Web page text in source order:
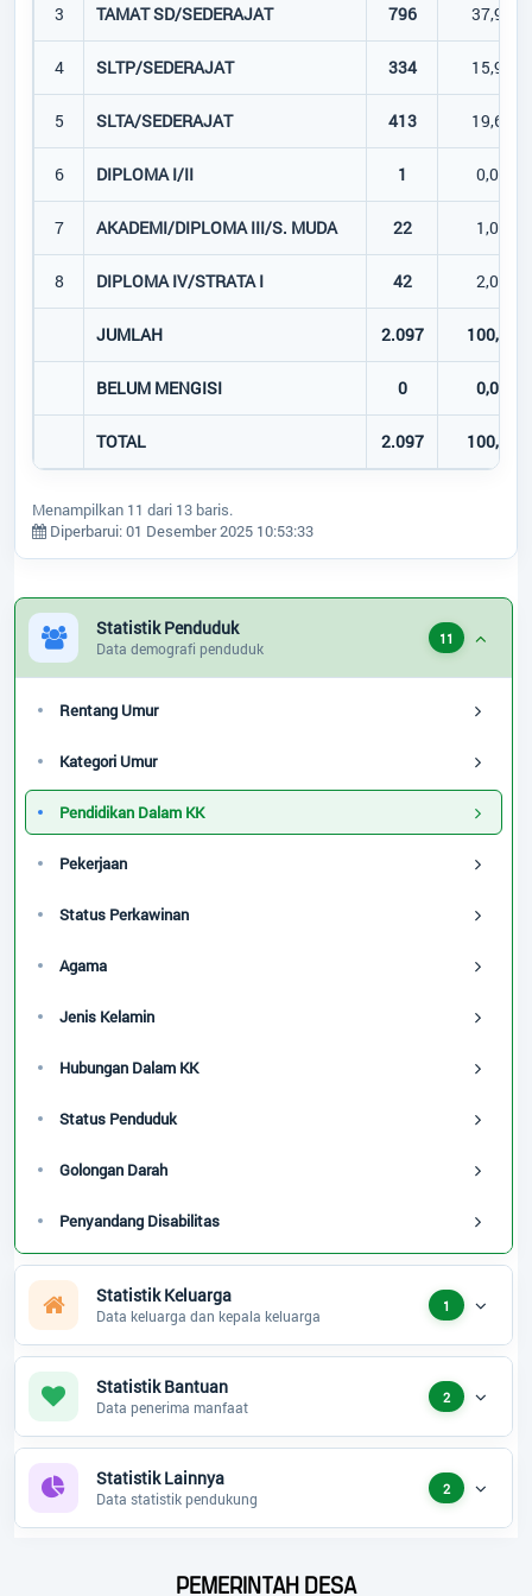
Statistik Penduduk
Data demografi penduduk
11
Rentang Umur
Kategori Umur
Pendidikan Dalam KK
Pekerjaan
Status Perkawinan
Agama
Jenis Kelamin
Hubungan Dalam KK
Status Penduduk
Golongan Darah
Penyandang Disabilitas
Statistik Keluarga
Data keluarga dan kepala keluarga
1
Statistik Bantuan
Data penerima manfaat
2
Statistik Lainnya
Data statistik pendukung
2
3 TAMAT SD/SEDERAJAT 796 37,96%
4 SLTP/SEDERAJAT 334 15,93%
5 SLTA/SEDERAJAT 413 19,69%
6 DIPLOMA I/II 1 0,05%
7 AKADEMI/DIPLOMA III/S. MUDA 22 1,05%
8 DIPLOMA IV/STRATA I 42 2,00%
JUMLAH 2.097 100,00%
BELUM MENGISI 0 0,00%
TOTAL 2.097 100,00%
Menampilkan 11 dari 13 baris.
Diperbarui: 01 Desember 2025 10:53:33
PEMERINTAH DESA